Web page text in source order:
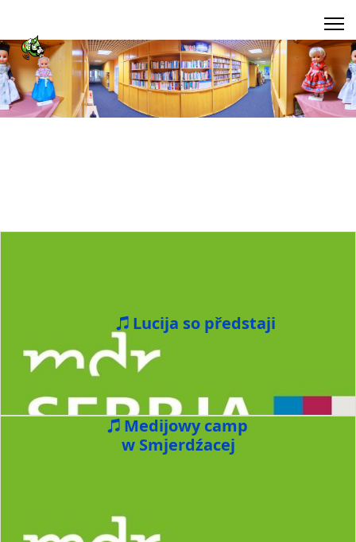
Lucija so předstaji
Medijowy camp
w Smjerdźacej